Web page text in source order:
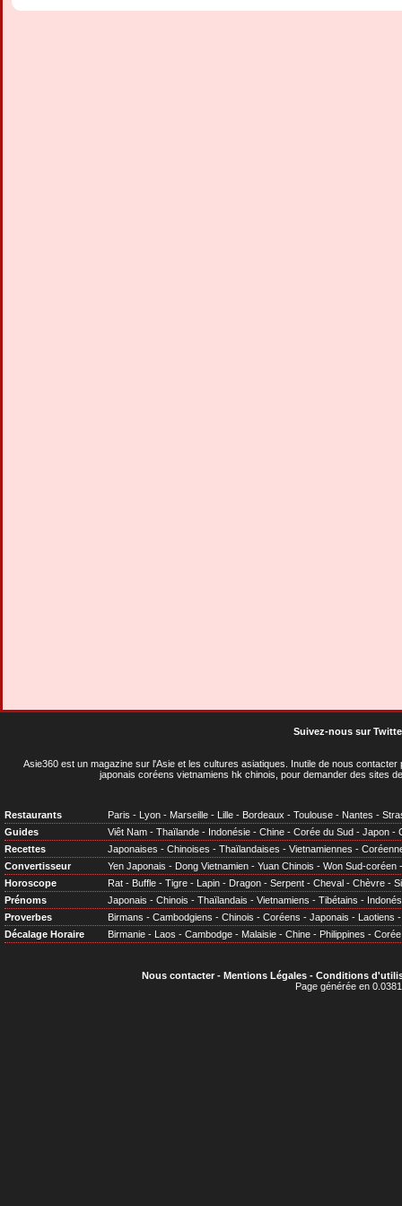
Suivez-nous sur
Asie360 est un magazine sur l'Asie et les cultures asiatiques . Inutile de nous
japonais coréens vietnamiens hk chinois, pour demander des sites
Restaurants Paris - Lyon - Marseille - Lille - Bordeaux - Toulouse - Nantes -
Guides
Viêt Nam - Thaïlande - Indonésie - Chine - Corée du Sud - Japon -
Recettes
Japonaises - Chinoises - Thaïlandaises - Vietnamiennes -
Convertisseur
Yen Japonais - Dong Vietnamien - Yuan Chinois - Won Sud-coréen
Horoscope
Rat - Buffle - Tigre - Lapin - Dragon - Serpent - Cheval - Chèvre -
Prénoms
Japonais - Chinois - Thaïlandais - Vietnamiens - Tibétains -
Proverbes
Birmans - Cambodgiens - Chinois - Coréens - Japonais - Laotiens
Décalage Horaire
Birmanie - Laos - Cambodge - Malaisie - Chine - Philippines - Corée
Nous contacter- Mentions Légales- Conditions
Page générée en